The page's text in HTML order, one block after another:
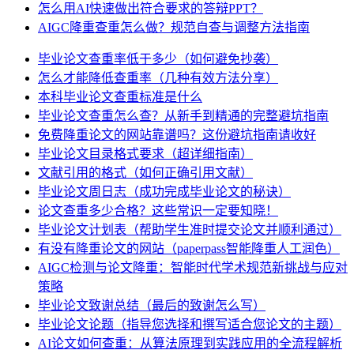
怎么用AI快速做出符合要求的答辩PPT？
AIGC降重查重怎么做？规范自查与调整方法指南
毕业论文查重率低于多少（如何避免抄袭）
怎么才能降低查重率（几种有效方法分享）
本科毕业论文查重标准是什么
毕业论文查重怎么查？从新手到精通的完整避坑指南
免费降重论文的网站靠谱吗？这份避坑指南请收好
毕业论文目录格式要求（超详细指南）
文献引用的格式（如何正确引用文献）
毕业论文周日志（成功完成毕业论文的秘诀）
论文查重多少合格？这些常识一定要知晓！
毕业论文计划表（帮助学生准时提交论文并顺利通过）
有没有降重论文的网站（paperpass智能降重人工润色）
AIGC检测与论文降重：智能时代学术规范新挑战与应对
策略
毕业论文致谢总结（最后的致谢怎么写）
毕业论文论题（指导您选择和撰写适合您论文的主题）
AI论文如何查重：从算法原理到实践应用的全流程解析